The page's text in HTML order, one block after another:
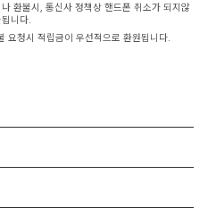
환불시, 통신사 정책상 핸드폰 취소가 되지않
니다.
요청시 적립금이 우선적으로 환원됩니다.